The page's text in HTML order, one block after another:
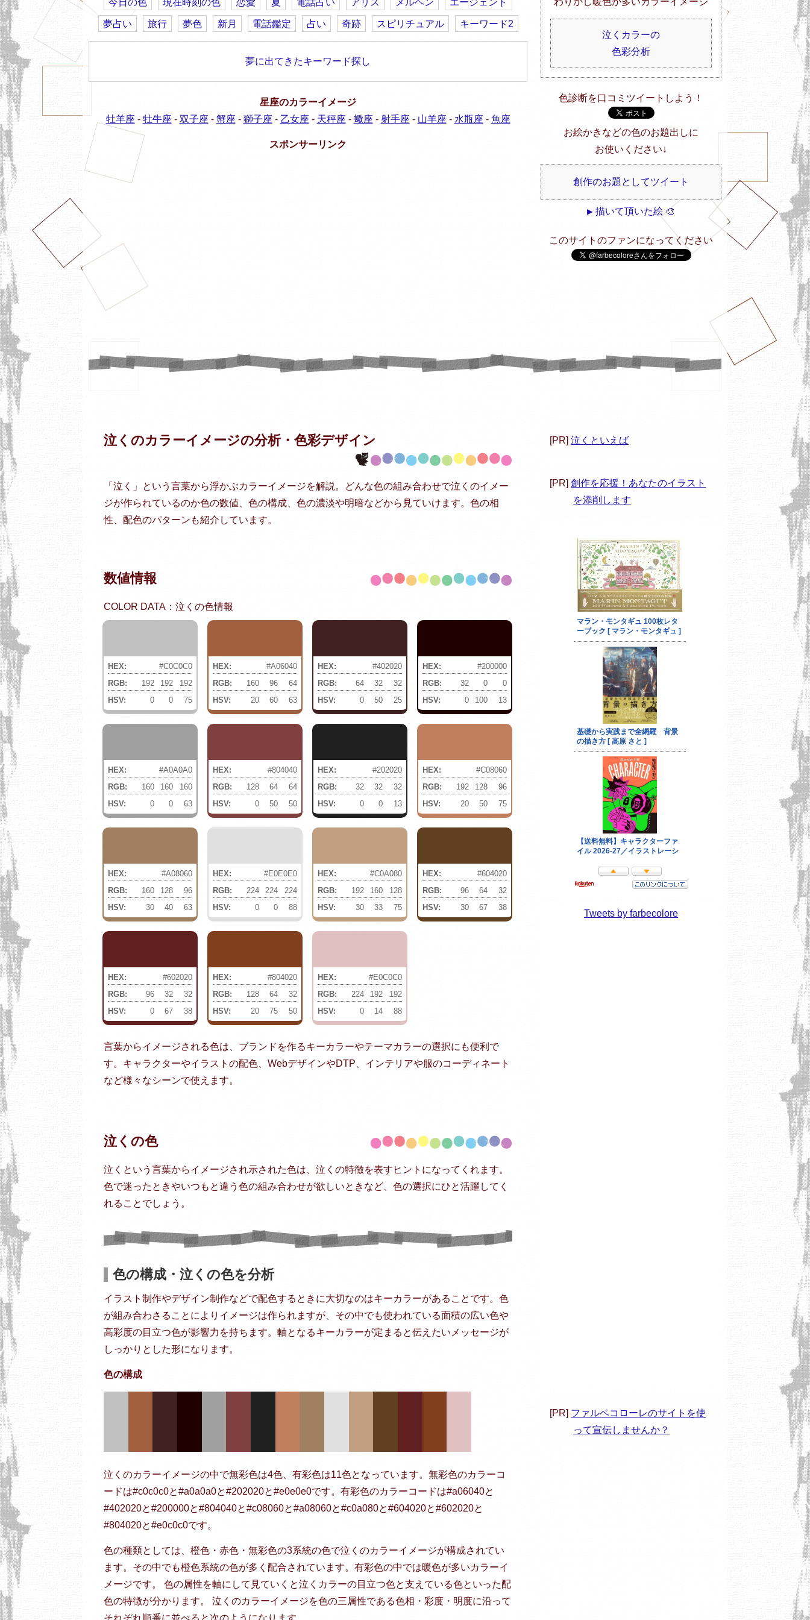
今日の色 現在時刻の色 恋愛 夏 電話占い アリス メルヘン エージェント
夢占い 旅行 夢色 新月 電話鑑定 占い 奇跡 スピリチュアル キーワード2
夢に出てきたキーワード探し
星座のカラーイメージ
牡羊座 - 牡牛座 - 双子座 - 蟹座 - 獅子座 - 乙女座 - 天秤座 - 蠍座 - 射手座 - 山羊座 - 水瓶座 - 魚座
スポンサーリンク
泣くカラーの
色彩分析
色診断を口コミツイートしよう！
お絵かきなどの色のお題出しに
お使いください↓
創作のお題としてツイート
▶ 描いて頂いた絵 🎨
このサイトのファンになってください
[PR] 泣くといえば
[PR] 創作を応援！あなたのイラスト
を添削します
Tweets by farbecolore
[PR] ファルベコローレのサイトを使
って宣伝しませんか？
泣くのカラーイメージの分析・ 色彩デザイン
「泣く」という言葉から浮かぶカラーイメージを解説。どんな色の組み合わせで泣くのイメー
ジが作られているのか色の数値、色の構成、色の濃淡や明暗などから見ていけます。色の相
性、配色のパターンも紹介しています。
数値情報
COLOR DATA：泣くの色情報
HEX:
#C0C0C0
RGB:
192 192
192
HSV:
0 0 75
HEX:
#A06040
RGB:
160 96
64
HSV:
20 60 63
HEX:
#402020
RGB:
64 32
32
HSV:
0 50 25
HEX:
#200000
RGB:
32 0
0
HSV:
0 100 13
HEX:
#A0A0A0
RGB:
160 160
160
HSV:
0 0 63
HEX:
#804040
RGB:
128 64
64
HSV:
0 50 50
HEX:
#202020
RGB:
32 32
32
HSV:
0 0 13
HEX:
#C08060
RGB:
192 128
96
HSV:
20 50 75
HEX:
#A08060
RGB:
160 128
96
HSV:
30 40 63
HEX:
#E0E0E0
RGB:
224 224
224
HSV:
0 0 88
HEX:
#C0A080
RGB:
192 160
128
HSV:
30 33 75
HEX:
#604020
RGB:
96 64
32
HSV:
30 67 38
HEX:
#602020
RGB:
96 32
32
HSV:
0 67 38
HEX:
#804020
RGB:
128 64
32
HSV:
20 75 50
HEX:
#E0C0C0
RGB:
224 192
192
HSV:
0 14 88
言葉からイメージされる色は、ブランドを作るキーカラーやテーマカラーの選択にも便利で
す。キャラクターやイラストの配色、WebデザインやDTP、インテリアや服のコーディネート
など様々なシーンで使えます。
泣くの色
泣くという言葉からイメージされ示された色は、泣くの特徴を表すヒントになってくれます。
色で迷ったときやいつもと違う色の組み合わせが欲しいときなど、色の選択にひと活躍してく
れることでしょう。
色の構成・泣くの色を分析
イラスト制作やデザイン制作などで配色するときに大切なのはキーカラーがあることです。色
が組み合わさることによりイメージは作られますが、その中でも使われている面積の広い色や
高彩度の目立つ色が影響力を持ちます。軸となるキーカラーが定まると伝えたいメッセージが
しっかりとした形になります。
色の構成
泣くのカラーイメージの中で無彩色は4色、有彩色は11色となっています。無彩色のカラーコ
ードは#c0c0c0と#a0a0a0と#202020と#e0e0e0です。有彩色のカラーコードは#a06040と
#402020と#200000と#804040と#c08060と#a08060と#c0a080と#604020と#602020と
#804020と#e0c0c0です。
色の種類としては、橙色・赤色・無彩色の3系統の色で泣くのカラーイメージが構成されてい
ます。その中でも橙色系統の色が多く配合されています。有彩色の中では暖色が多いカラーイ
メージです。 色の属性を軸にして見ていくと泣くカラーの目立つ色と支えている色といった配
色の特徴が分かります。 泣くのカラーイメージを色の三属性である色相・彩度・明度に沿って
それぞれ順番に並べると次のようになります。